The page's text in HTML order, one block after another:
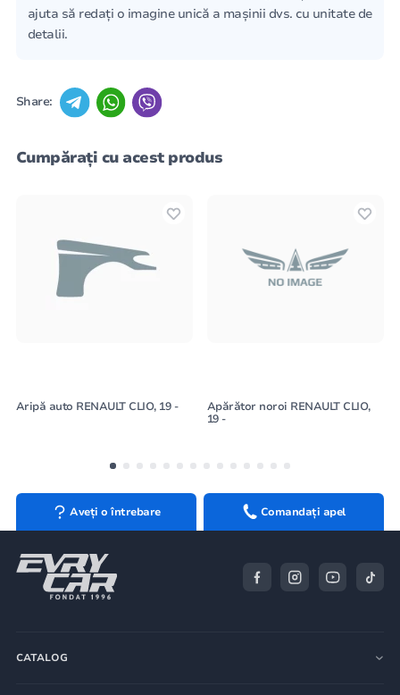
ajuta să redați o imagine unică a mașinii dvs. cu unitate de
detalii.
Share:
Cumpărați cu acest produs
Aripă auto RENAULT CLIO, 19 -
Apărător noroi RENAULT CLIO,
19 -
Aveți o întrebare Comandați apel
CATALOG